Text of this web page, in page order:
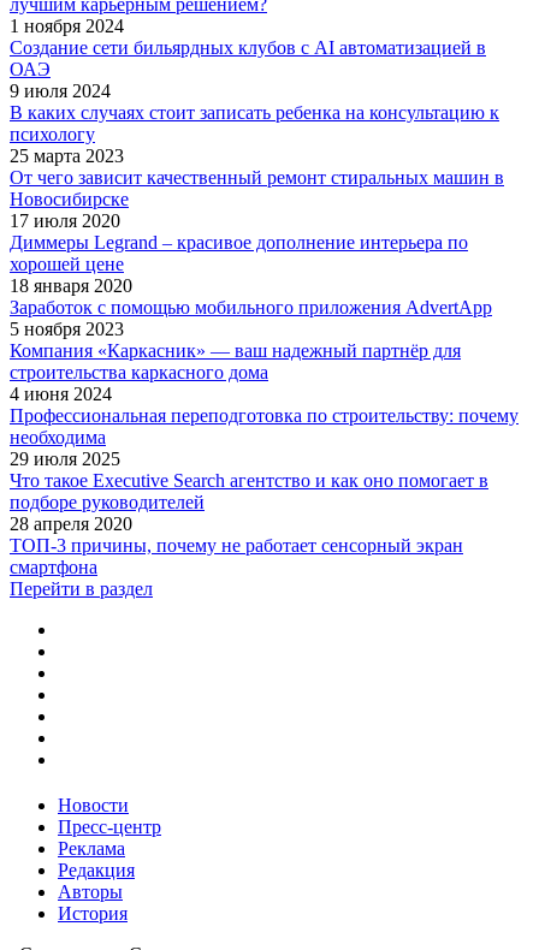
1 ноября 2024
Создание сети бильярдных клубов с AI автоматизацией в
ОАЭ
9 июля 2024
В каких случаях стоит записать ребенка на консультацию к
психологу
25 марта 2023
От чего зависит качественный ремонт стиральных машин в
Новосибирске
17 июля 2020
Диммеры Legrand – красивое дополнение интерьера по
хорошей цене
18 января 2020
Заработок с помощью мобильного приложения AdvertApp
5 ноября 2023
Компания «Каркасник» — ваш надежный партнёр для
строительства каркасного дома
4 июня 2024
Профессиональная переподготовка по строительству: почему
необходима
29 июля 2025
Что такое Executive Search агентство и как оно помогает в
подборе руководителей
28 апреля 2020
ТОП-3 причины, почему не работает сенсорный экран
смартфона
Перейти в раздел
Новости
Пресс-центр
Реклама
Редакция
Авторы
История